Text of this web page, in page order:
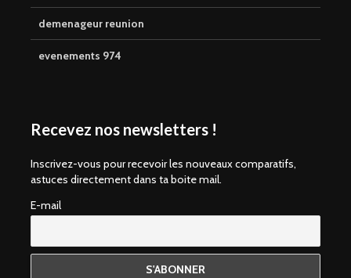
demenageur reunion
evenements 974
Recevez nos newsletters !
Inscrivez-vous pour recevoir les nouveaux comparatifs,
astuces directement dans ta boite mail.
E-mail